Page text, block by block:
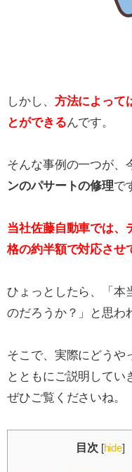
しかし、 方法によって
とができるんです。
そんな事例の一つが、
ンのパサートの修理で
当社佐藤自動車では、
格の約半額で対応させ
ひょっとしたら、「本
のだろうか？」と思わ
そこで、実際にどうや
とともにご説明してい
ぜひご覧くださいね。
目次 [hide]